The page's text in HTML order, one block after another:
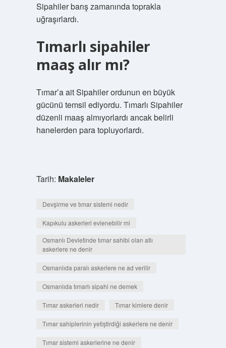
Sipahiler barış zamanında toprakla
uğraşırlardı.
Tımarlı sipahiler
maaş alır mı?
Tımar’a ait Sipahiler ordunun en büyük
gücünü temsil ediyordu. Tımarlı Sipahiler
düzenli maaş almıyorlardı ancak belirli
hanelerden para topluyorlardı.
Tarih: Makaleler
Devşirme ve tımar sistemi nedir
Kapıkulu askerleri evlenebilir mi
Osmanlı Devletinde tımar sahibi olan atlı
askerlere ne denir
Osmanlıda paralı askerlere ne ad verilir
Osmanlıda tımarlı sipahi ne demek
Tımar askerleri nedir Tımar kimlere denir
Tımar sahiplerinin yetiştirdiği askerlere ne denir
Tımar sistemi askerlerine ne denir